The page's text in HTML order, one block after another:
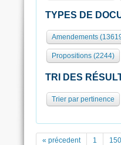
TYPES DE
Amendements
Propositions (2244)
TRI DES
Trier par pertinence
« précedent 1